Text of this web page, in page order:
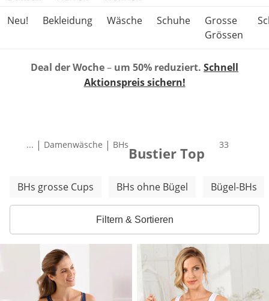
Neu!
Bekleidung Wäsche Schuhe
Grosse
Grössen
Deal der Woche– um 50% reduziert. Schnell
Aktionspreis sichern!
... | Damenwäsche | BHsBustier Top Produkte
33
Weitere Kategorien überspringen
BHs grosse Cups BHs ohne Bügel Bügel-BHs
Filtern & Sortieren